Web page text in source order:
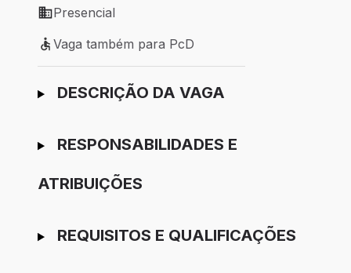
Modelo de trabalho: Presencial
Presencial
Vaga também para PcD
Vaga também para PcD
Ir para candidatura
DESCRIÇÃO DA VAGA
RESPONSABILIDADES E
ATRIBUIÇÕES
REQUISITOS E QUALIFICAÇÕES